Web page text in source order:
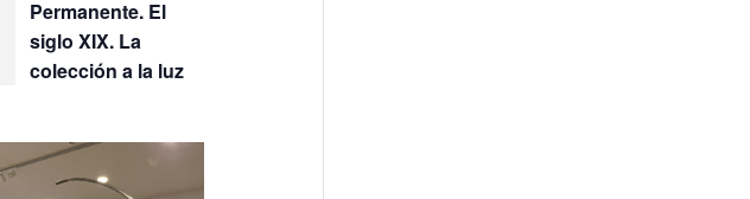
Permanente. El
siglo XIX. La
colección a la luz